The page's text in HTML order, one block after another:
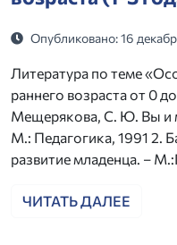
Опубликовано: 16
Литература по теме
раннего возраста от 0
Мещерякова, С. Ю. Вы и
М.: Педагогика, 1991 2.
развитие младенца. –
ЧИТАТЬ ДАЛЕЕ